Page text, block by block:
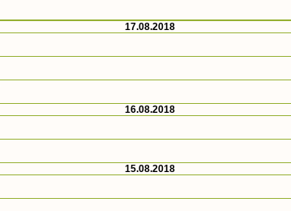
17.08.2018
16.08.2018
15.08.2018